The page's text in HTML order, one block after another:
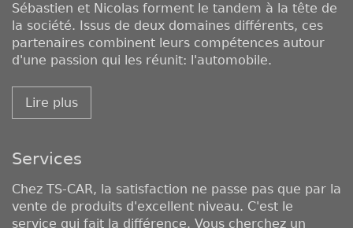
Sébastien et Nicolas forment le tandem à la tête de
la société. Issus de deux domaines différents, ces
partenaires combinent leurs compétences autour
d'une passion qui les réunit: l'automobile.
Lire plus
Services
Chez TS-CAR, la satisfaction ne passe pas que par la
vente de produits d'excellent niveau. C'est le
service qui fait la différence. Vous cherchez un